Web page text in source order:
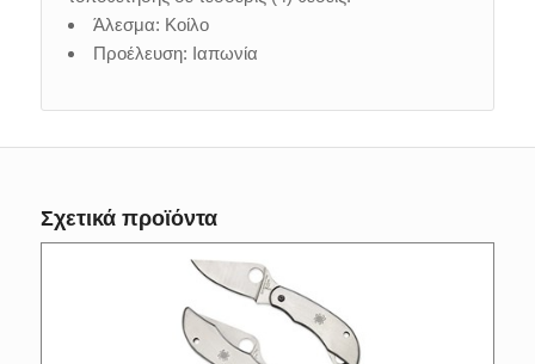
Άλεσμα: Κοίλο
Προέλευση: Ιαπωνία
Σχετικά προϊόντα